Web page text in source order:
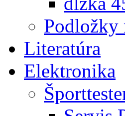
Podložky
Literatúra
Elektronika